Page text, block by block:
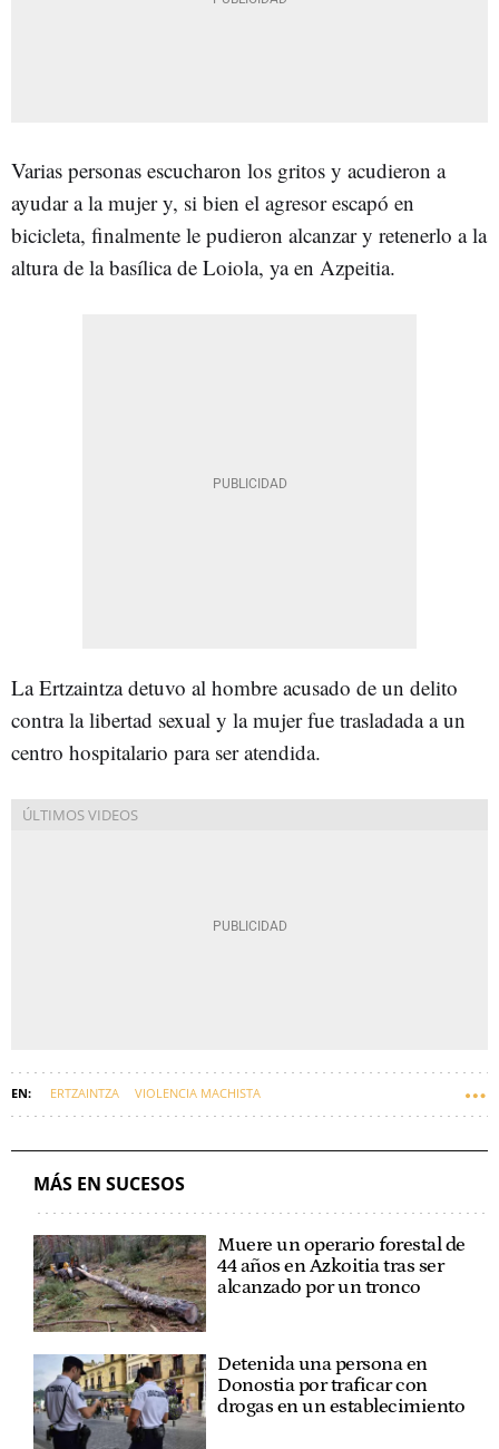
Varias personas escucharon los gritos y acudieron a
ayudar a la mujer y, si bien el agresor escapó en
bicicleta, finalmente le pudieron alcanzar y retenerlo a la
altura de la basílica de Loiola, ya en Azpeitia.
La Ertzaintza detuvo al hombre acusado de un delito
contra la libertad sexual y la mujer fue trasladada a un
centro hospitalario para ser atendida.
ERTZAINTZA VIOLENCIA MACHISTA
MÁS EN SUCESOS
Muere un operario forestal de
44 años en Azkoitia tras ser
alcanzado por un tronco
Detenida una persona en
Donostia por traficar con
drogas en un establecimiento